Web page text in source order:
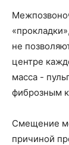
не
центре
масса -
фиброзным
Смещение
причиной